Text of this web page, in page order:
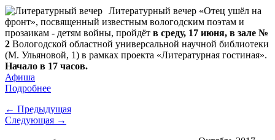
Литературный вечер «Отец ушёл на
фронт», посвященный известным вологодским поэтам и
прозаикам - детям войны, пройдёт в среду, 17 июня, в зале №
2 Вологодской областной универсальной научной библиотеки
(М. Ульяновой, 1) в рамках проекта «Литературная гостиная».
Начало в 17 часов.
Афиша
Подробнее
← Предыдущая
Следующая →